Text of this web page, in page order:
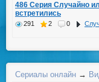
486 Серия Случайно
встретились
291 2 0
Сериалы онлайн →